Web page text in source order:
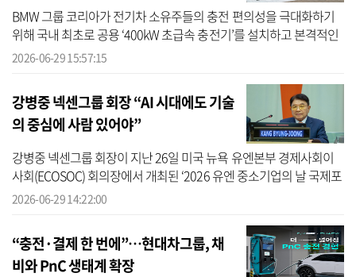
BMW 그룹 코리아가 전기차 소유주들의 충전 편의성을 극대화하기
위해 국내 최초로 공용 ‘400kW 초급속 충전기’를 설치하고 본격적인
운영을 시작한다고 29일 밝혔다. 국내 전기차 충전 인프라의 양적 및
2026-06-29 15:57:15
강병중 넥센그룹 회장 “AI 시대에도 기술
의 중심에 사람 있어야”
강병중 넥센그룹 회장이 지난 26일 미국 뉴욕 유엔본부 경제사회이
사회(ECOSOC) 회의장에서 개최된 ‘2026 유엔 중소기업의 날 국제포
럼’에서 기조연설을 진행했다. 이번 행사는 유엔이 지정한 ‘국제 중소
2026-06-29 14:22:00
“충전·결제 한 번에”…현대차그룹, 채
비와 PnC 생태계 확장